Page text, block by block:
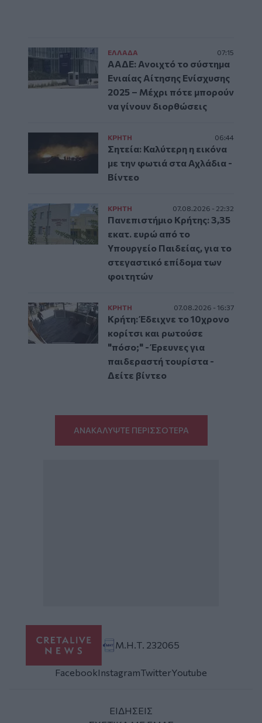
ΕΛΛAΔΑ 07:15
ΑΑΔΕ: Ανοιχτό το σύστημα
Ενιαίας Αίτησης Ενίσχυσης
2025 – Μέχρι πότε μπορούν
να γίνουν διορθώσεις
ΚΡΗΤΗ 06:44
Σητεία: Καλύτερη η εικόνα
με την φωτιά στα Αχλάδια -
Βίντεο
ΚΡΗΤΗ 07.08.2026 - 22:32
Πανεπιστήμιο Κρήτης: 3,35
εκατ. ευρώ από το
Υπουργείο Παιδείας, για το
στεγαστικό επίδομα των
φοιτητών
ΚΡΗΤΗ 07.08.2026 - 16:37
Κρήτη: Έδειχνε το 10χρονο
κορίτσι και ρωτούσε
"πόσο;" - Έρευνες για
παιδεραστή τουρίστα -
Δείτε βίντεο
ΑΝΑΚΑΛΥΨΤΕ ΠΕΡΙΣΣΟΤΕΡΑ
Μ.Η.Τ. 232065
FacebookInstagramTwitterYoutube
ΕΙΔΗΣΕΙΣ